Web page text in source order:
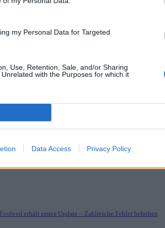
my Personal Data for Targeted
Use, Retention, Sale, and/or Sharing
with the Purposes for which it
Data Access Privacy Policy
Ihr Hauptquartier ist ein viktorianisches
erhält erstes Update – Zahlreiche Fehler behoben